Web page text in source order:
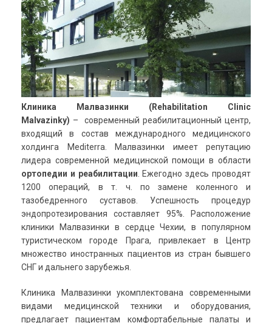
Клиника Малвазинки (Rehabilitation Clinic
Malvazinky) – современный реабилитационный центр,
входящий в состав международного медицинского
холдинга Mediterra. Малвазинки имеет репутацию
лидера современной медицинской помощи в области
ортопедии и реабилитации . Ежегодно здесь проводят
1200 операций, в т. ч. по замене коленного и
тазобедренного суставов. Успешность процедур
эндопротезирования составляет 95%. Расположение
клиники Малвазинки в сердце Чехии, в популярном
туристическом городе Прага, привлекает в Центр
множество иностранных пациентов из стран бывшего
СНГ и дальнего зарубежья.
Клиника Малвазинки укомплектована современными
видами медицинской техники и оборудования,
предлагает пациентам комфортабельные палаты и